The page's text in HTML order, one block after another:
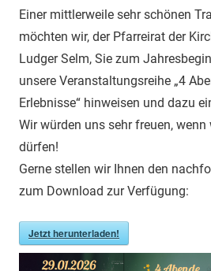
Temme
Einer mittlerweile sehr schönen
möchten wir, der Pfarreirat der
Ludger Selm, Sie zum
unsere Veranstaltungsreihe „4
Erlebnisse“ hinweisen und dazu
Wir würden uns sehr freuen,
dürfen!
Gerne stellen wir Ihnen den
zum Download zur Verfügung:
Jetzt herunterladen!